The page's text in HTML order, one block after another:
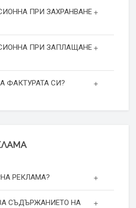
ПРИ ЗАХРАНВАНЕ
ПРИ ЗАПЛАЩАНЕ
ФАКТУРАТА СИ?
РЕКЛАМА?
СЪДЪРЖАНИЕТО НА